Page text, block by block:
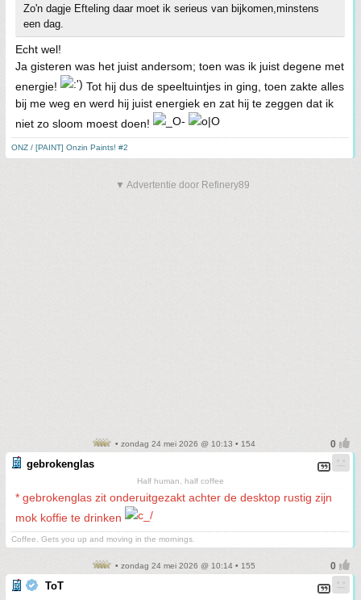
Zo'n dagje Efteling daar moet ik serieus van bijkomen,minstens
een dag.
Echt wel!
Ja gisteren was het juist andersom; toen was ik juist degene met
energie!
Tot hij dus de speeltuintjes in ging, toen zakte alles
bij me weg en werd hij juist energiek en zat hij te zeggen dat ik
niet zo sloom moest doen!
ONZ / [PAINT] Onzin Paints! #2
▼ Advertentie door Refinery89
• zondag 24 mei 2026 @ 10:13 • 154
gebrokenglas
Half human, half coffee
* gebrokenglas zit onderuitgezakt achter de desktop rustig zijn
mok koffie te drinken
Coffee. Gets you up and moving in the mornings.
• zondag 24 mei 2026 @ 10:14 • 155
ToT